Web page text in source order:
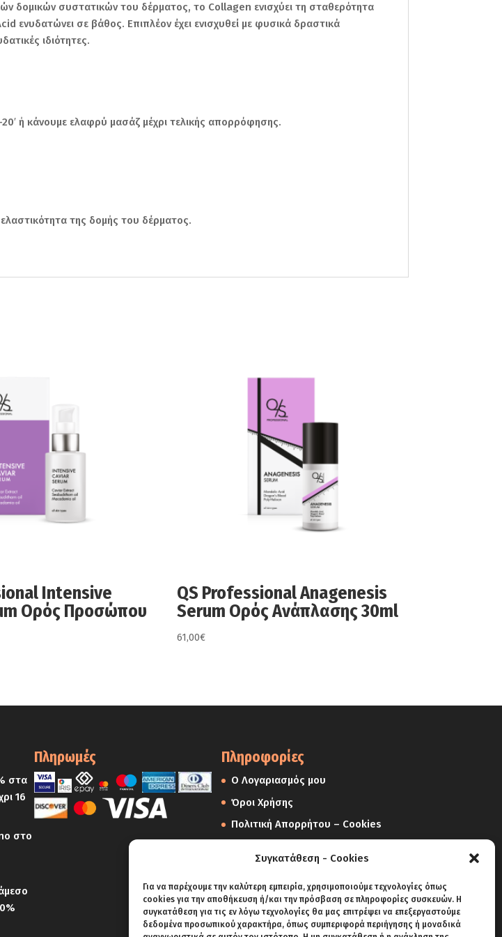
Συγκατάθεση - Cookies
Για να παρέχουμε την καλύτερη εμπειρία, χρησιμοποιούμε τεχνολογίες όπως
cookies για την αποθήκευση ή/και την πρόσβαση σε πληροφορίες συσκευών. Η
συγκατάθεση για τις εν λόγω τεχνολογίες θα μας επιτρέψει να επεξεργαστούμε
δεδομένα προσωπικού χαρακτήρα, όπως συμπεριφορά περιήγησης ή μοναδικά
δομικών συστατικών του δέρματος, το Collagen ενισχύει τη σταθερότητα
ενυδατώνει σε βάθος. Επιπλέον έχει ενισχυθεί με φυσικά δραστικά
ιδιότητες.
ή κάνουμε ελαφρύ μασάζ μέχρι τελικής απορρόφησης.
της δομής του δέρματος.
Intensive
Ορός Προσώπου
QS Professional Anagenesis
Serum Ορός Ανάπλασης 30ml
61,00€
στα
16
στο
Πληρωμές Πληροφορίες
Ο Λογαριασμός μου
Όροι Χρήσης
Πολιτική Απορρήτου – Cookies
Αποστολές
Πληρωμές